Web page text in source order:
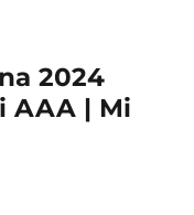
2024
AAA | Mi